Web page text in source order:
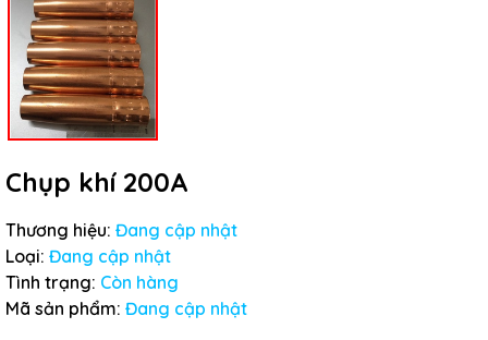
Chụp khí 200A
Thương hiệu: Đang cập nhật
Loại: Đang cập nhật
Tình trạng: Còn hàng
Mã sản phẩm: Đang cập nhật